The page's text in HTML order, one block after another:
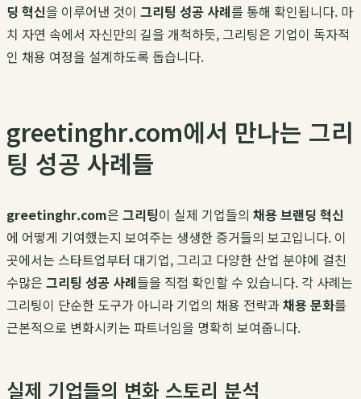
딩 혁신을 이루어낸 것이 그리팅 성공 사례를 통해 확인됩니다. 마
치 자연 속에서 자신만의 길을 개척하듯, 그리팅은 기업이 독자적
인 채용 여정을 설계하도록 돕습니다.
greetinghr.com에서 만나는 그리
팅 성공 사례들
greetinghr.com은 그리팅이 실제 기업들의 채용 브랜딩 혁신
에 어떻게 기여했는지 보여주는 생생한 증거들의 보고입니다. 이
곳에서는 스타트업부터 대기업, 그리고 다양한 산업 분야에 걸친
수많은 그리팅 성공 사례들을 직접 확인할 수 있습니다. 각 사례는
그리팅이 단순한 도구가 아니라 기업의 채용 전략과채용 문화를
근본적으로 변화시키는 파트너임을 명확히 보여줍니다.
실제 기업들의 변화 스토리 분석